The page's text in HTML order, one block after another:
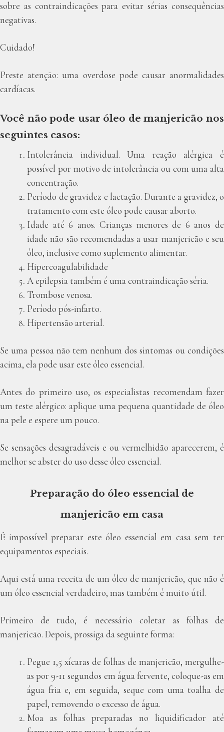
sobre as contraindicações para evitar sérias consequências
negativas.
Cuidado!
Preste atenção: uma overdose pode causar anormalidades
cardíacas.
Você não pode usar óleo de manjericão nos
seguintes casos:
Intolerância individual. Uma reação alérgica é
possível por motivo de intolerância ou com uma alta
concentração.
Período de gravidez e lactação. Durante a gravidez, o
tratamento com este óleo pode causar aborto.
Idade até 6 anos. Crianças menores de 6 anos de
idade não são recomendadas a usar manjericão e seu
óleo, inclusive como suplemento alimentar.
Hipercoagulabilidade
A epilepsia também é uma contraindicação séria.
Trombose venosa.
Período pós-infarto.
Hipertensão arterial.
Se uma pessoa não tem nenhum dos sintomas ou condições
acima, ela pode usar este óleo essencial.
Antes do primeiro uso, os especialistas recomendam fazer
um teste alérgico: aplique uma pequena quantidade de óleo
na pele e espere um pouco.
Se sensações desagradáveis e ou vermelhidão aparecerem, é
melhor se abster do uso desse óleo essencial.
Preparação do óleo essencial de
manjericão em casa
É impossível preparar este óleo essencial em casa sem ter
equipamentos especiais.
Aqui está uma receita de um óleo de manjericão, que não é
um óleo essencial verdadeiro, mas também é muito útil.
Primeiro de tudo, é necessário coletar as folhas de
manjericão. Depois, prossiga da seguinte forma:
Pegue 1,5 xícaras de folhas de manjericão, mergulhe-
as por 9-11 segundos em água fervente, coloque-as em
água fria e, em seguida, seque com uma toalha de
papel, removendo o excesso de água.
Moa as folhas preparadas no liquidificador até